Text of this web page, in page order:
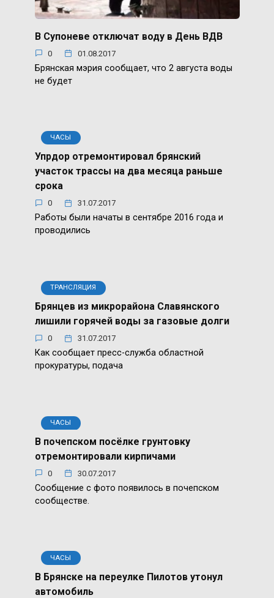
В Супоневе отключат воду в День ВДВ
0 01.08.2017
Брянская мэрия сообщает, что 2 августа воды
не будет
ЧАСЫ
Упрдор отремонтировал брянский
участок трассы на два месяца раньше
срока
0 31.07.2017
Работы были начаты в сентябре 2016 года и
проводились
ТРАНСЛЯЦИЯ
Брянцев из микрорайона Славянского
лишили горячей воды за газовые долги
0 31.07.2017
Как сообщает пресс-служба областной
прокуратуры, подача
ЧАСЫ
В почепском посёлке грунтовку
отремонтировали кирпичами
0 30.07.2017
Сообщение с фото появилось в почепском
сообществе.
ЧАСЫ
В Брянске на переулке Пилотов утонул
автомобиль